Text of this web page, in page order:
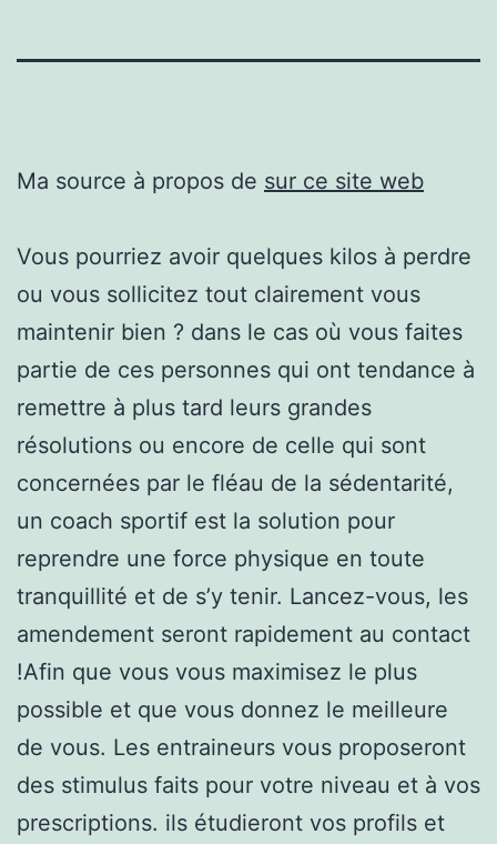
Ma source à propos de sur ce site web
Vous pourriez avoir quelques kilos à perdre
ou vous sollicitez tout clairement vous
maintenir bien ? dans le cas où vous faites
partie de ces personnes qui ont tendance à
remettre à plus tard leurs grandes
résolutions ou encore de celle qui sont
concernées par le fléau de la sédentarité,
un coach sportif est la solution pour
reprendre une force physique en toute
tranquillité et de s’y tenir. Lancez-vous, les
amendement seront rapidement au contact
!Afin que vous vous maximisez le plus
possible et que vous donnez le meilleure
de vous. Les entraineurs vous proposeront
des stimulus faits pour votre niveau et à vos
prescriptions. ils étudieront vos profils et